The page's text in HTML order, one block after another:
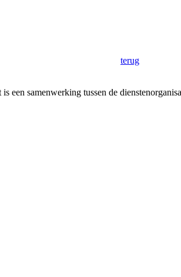
terug
is een samenwerking tussen de